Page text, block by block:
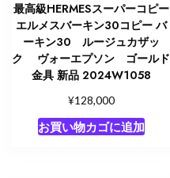
最高級HERMESスーパーコピー
エルメスバーキン30コピー バ
ーキン30 ルージュカザッ
ク ヴォーエプソン ゴールド
金具 新品 2024W1058
¥128,000
お買い物カゴに追加